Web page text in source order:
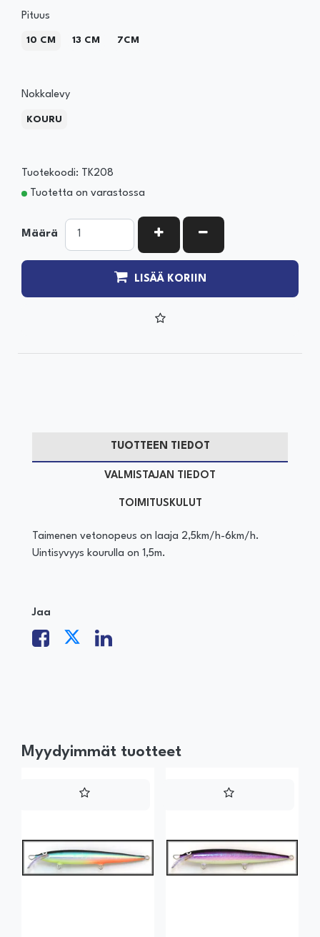
Pituus
10 CM 13 CM 7CM
Nokkalevy
KOURU
Tuotekoodi: TK208
Tuotetta on varastossa
Määrä KASVATA MÄÄRÄÄ
VÄHENNÄ MÄÄRÄÄ
LISÄÄ KORIIN
TUOTTEEN TIEDOT
VALMISTAJAN TIEDOT
TOIMITUSKULUT
Taimenen vetonopeus on laaja 2,5km/h-6km/h.
Uintisyvyys kourulla on 1,5m.
Jaa
Myydyimmät tuotteet